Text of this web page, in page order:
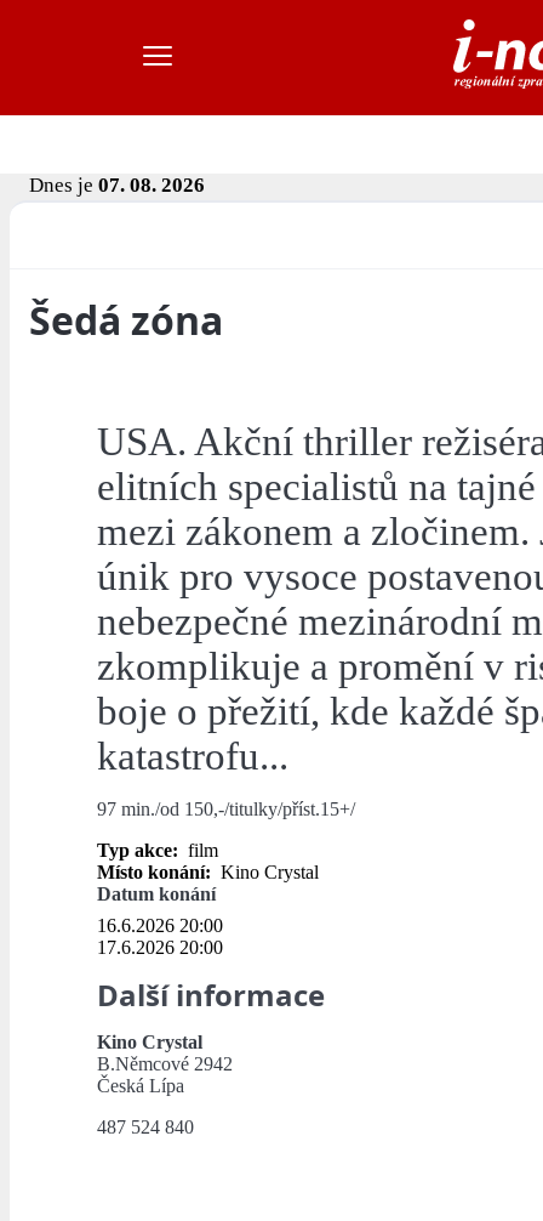
Dnes je 07. 08. 2026
Šedá zóna
USA. Akční thriller
elitních specialistů na
mezi zákonem a
únik pro vysoce
nebezpečné mezinárodní
zkomplikuje a promění v
boje o přežití, kde každé
katastrofu...
97 min./od 150,-/titulky/příst.15+/
Typ akce: film
Místo konání: Kino Crystal
Datum konání
16.6.2026 20:00
17.6.2026 20:00
Další informace
Kino Crystal
B.Němcové 2942
Česká Lípa
487 524 840